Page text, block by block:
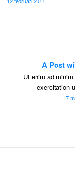
A Post
Ut enim ad
exercitation
7